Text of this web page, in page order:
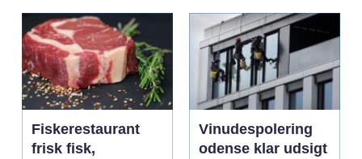
Fiskerestaurant
frisk fisk,
Vinudespolering
odense klar udsigt